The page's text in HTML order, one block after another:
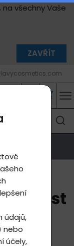
na všechny Vaše
ZAVŘÍT
bolest
údajů,
nebo
účely,